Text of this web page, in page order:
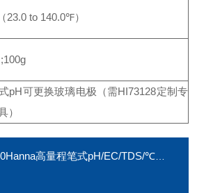
to 140.0℉）
pH可更换玻璃电极（需HI73128定制专
）
高量程笔式pH/EC/TDS/℃多参数测量仪